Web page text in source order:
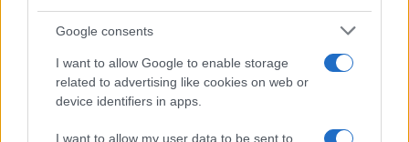
Google consents
I want to allow Google to enable storage
related to advertising like cookies on web or
device identifiers in apps.
I want to allow my user data to be sent to
Feng Shui: consigli per posizionare il divano in modo